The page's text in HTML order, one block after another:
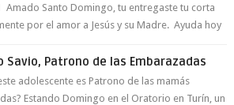
Amado Santo Domingo, tu entregaste tu corta
por el amor a Jesús y su Madre. Ayuda hoy
Savio, Patrono de las Embarazadas
adolescente es Patrono de las mamás
Estando Domingo en el Oratorio en Turín, un